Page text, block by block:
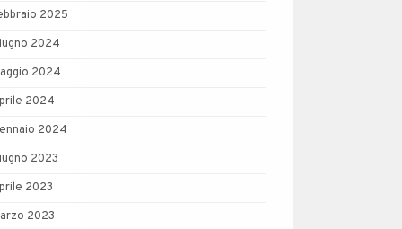
2025
2024
2024
2024
2024
2023
2023
2023